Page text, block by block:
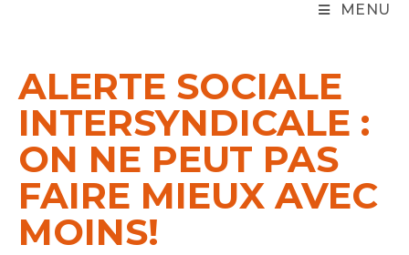
MENU
ALERTE SOCIALE
INTERSYNDICALE :
ON NE PEUT PAS
FAIRE MIEUX AVEC
MOINS!